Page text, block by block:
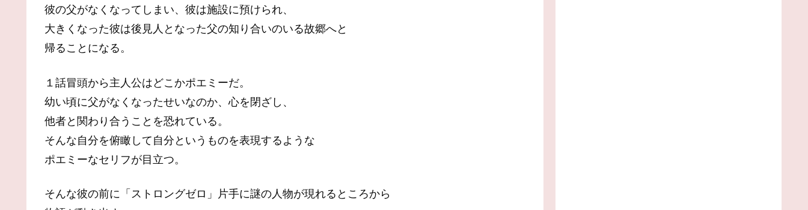
彼の父がなくなってしまい、彼は施設に預けられ、
大きくなった彼は後見人となった父の知り合いのいる故郷へと
帰ることになる。
１話冒頭から主人公はどこかポエミーだ。
幼い頃に父がなくなったせいなのか、心を閉ざし、
他者と関わり合うことを恐れている。
そんな自分を俯瞰して自分というものを表現するような
ポエミーなセリフが目立つ。
そんな彼の前に「ストロングゼロ」片手に謎の人物が現れるところから